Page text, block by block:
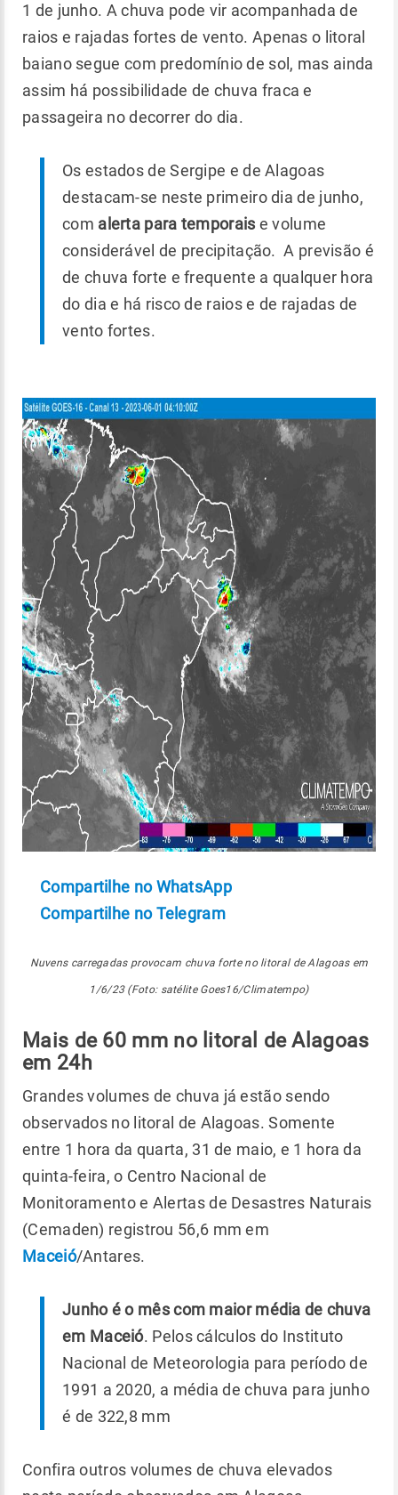
1 de junho. A chuva pode vir acompanhada de
raios e rajadas fortes de vento. Apenas o litoral
baiano segue com predomínio de sol, mas ainda
assim há possibilidade de chuva fraca e
passageira no decorrer do dia.
Os estados de Sergipe e de Alagoas
destacam-se neste primeiro dia de junho,
com alerta para temporais e volume
considerável de precipitação. A previsão é
de chuva forte e frequente a qualquer hora
do dia e há risco de raios e de rajadas de
vento fortes.
Compartilhe no WhatsApp
Compartilhe no Telegram
Nuvens carregadas provocam chuva forte no litoral de Alagoas em
1/6/23 (Foto: satélite Goes16/Climatempo)
Mais de 60 mm no litoral de Alagoas
em 24h
Grandes volumes de chuva já estão sendo
observados no litoral de Alagoas. Somente
entre 1 hora da quarta, 31 de maio, e 1 hora da
quinta-feira, o Centro Nacional de
Monitoramento e Alertas de Desastres Naturais
(Cemaden) registrou 56,6 mm em
Maceió/Antares.
Junho é o mês com maior média de chuva
em Maceió. Pelos cálculos do Instituto
Nacional de Meteorologia para período de
1991 a 2020, a média de chuva para junho
é de 322,8 mm
Confira outros volumes de chuva elevados